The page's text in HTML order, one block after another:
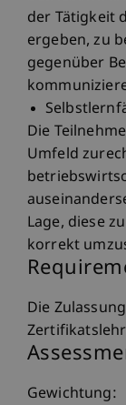
der Tätigkeit
ergeben, zu
gegenüber
Die
Umfeld
Lage, diese
korrekt
Die
Gewichtung: